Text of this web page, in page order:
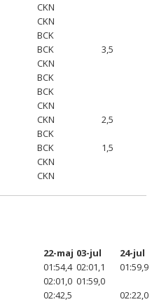
CKN
CKN
BCK
BCK
3,5
CKN
BCK
BCK
CKN
CKN
2,5
BCK
BCK
1,5
CKN
CKN
22-maj 03-jul
24-jul
01:54,4 02:01,1
01:59,9
02:01,0 01:59,0
02:42,5
02:22,0